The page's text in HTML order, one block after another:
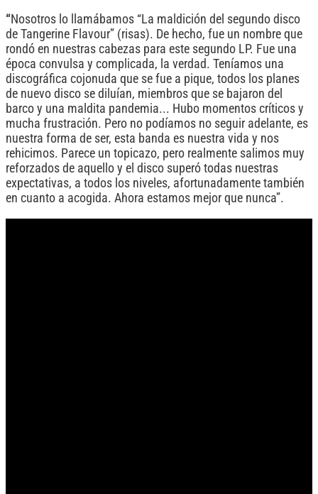
“ Nosotros lo llamábamos “La maldición del segundo disco
de Tangerine Flavour” (risas). De hecho, fue un nombre que
rondó en nuestras cabezas para este segundo LP. Fue una
época convulsa y complicada, la verdad. Teníamos una
discográfica cojonuda que se fue a pique, todos los planes
de nuevo disco se diluían, miembros que se bajaron del
barco y una maldita pandemia... Hubo momentos críticos y
mucha frustración. Pero no podíamos no seguir adelante, es
nuestra forma de ser, esta banda es nuestra vida y nos
rehicimos. Parece un topicazo, pero realmente salimos muy
reforzados de aquello y el disco superó todas nuestras
expectativas, a todos los niveles, afortunadamente también
en cuanto a acogida. Ahora estamos mejor que nunca”.